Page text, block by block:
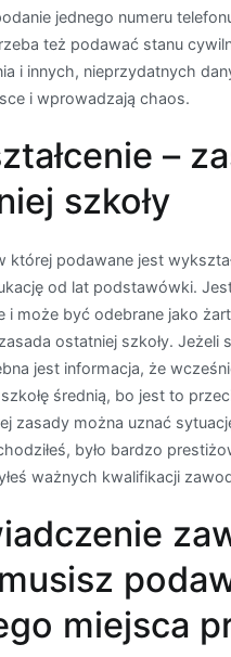
jednego numeru
też podawać stanu
i innych, nieprzydatnych
i wprowadzają chaos.
–
szkoły
której podawane jest
od lat podstawówki.
i może być odebrane jako
ostatniej szkoły. Jeżeli
jest informacja, że
średnią, bo jest to
zasady można uznać
było bardzo
ważnych kwalifikacji
miejsca